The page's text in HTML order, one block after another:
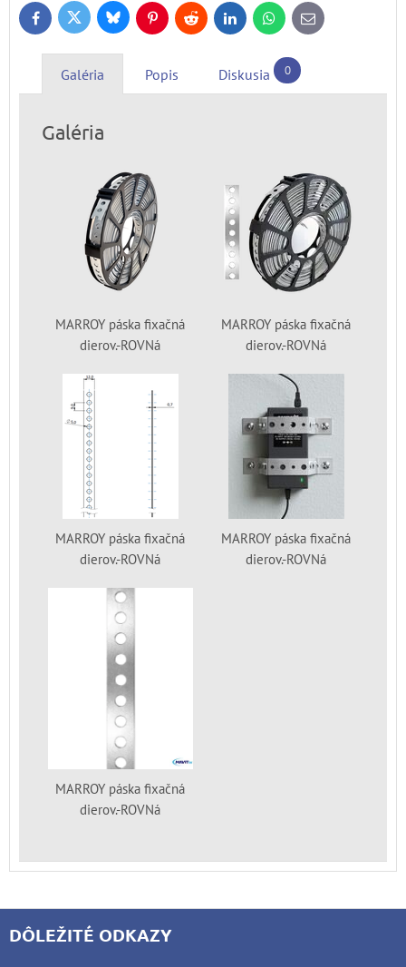
FacebookTwitter BlueskyPinterestReddit LinkedInWhatsApp
E-
mail
Galéria Popis Diskusia 0
Galéria
MARROY páska fixačná
dierov.-ROVNá
MARROY páska fixačná
dierov.-ROVNá
MARROY páska fixačná
dierov.-ROVNá
MARROY páska fixačná
dierov.-ROVNá
MARROY páska fixačná
dierov.-ROVNá
DÔLEŽITÉ ODKAZY